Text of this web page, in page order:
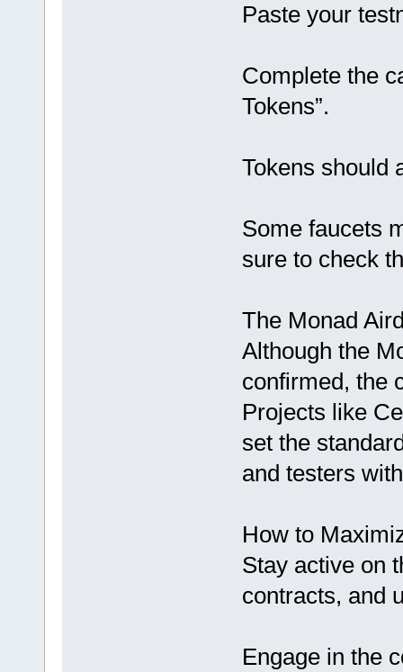
Paste your
Complete the
Tokens”.
Tokens should
Some faucets
sure to check
The Monad
Although the
confirmed, the
Projects like
set the
and testers
How to
Stay active on
contracts, and
Engage in the